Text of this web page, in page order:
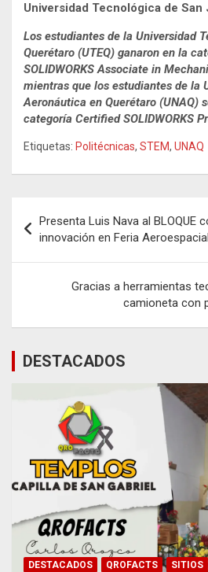
Universidad Tecnológica de San
Los estudiantes de la Universidad
Querétaro (UTEQ) ganaron en la
SOLIDWORKS Associate in
mientras que los estudiantes de la
Aeronáutica en Querétaro (UNAQ)
categoría Certified SOLIDWORKS
Etiquetas: Politécnicas, STEM, UNAQ
de
entradas
Presenta Luis Nava al BLOQUE
innovación en Feria Aeroespacial
Gracias a herramientas
camioneta con
DESTACADOS
DESTACADOS QROFACTS SITIOS